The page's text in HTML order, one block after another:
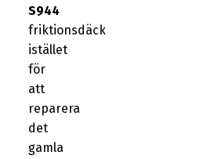
S944
friktionsdäck
istället
för
att
reparera
det
gamla